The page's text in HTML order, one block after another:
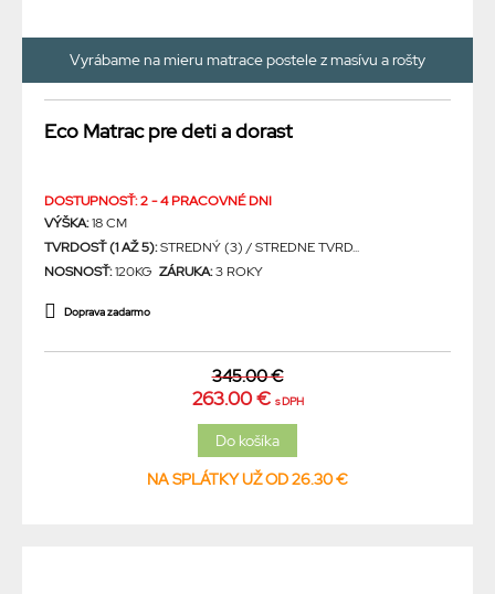
Vyrábame na mieru matrace postele z masívu a rošty
Eco Matrac pre deti a dorast
DOSTUPNOSŤ: 2 - 4 PRACOVNÉ DNI
VÝŠKA:18 CM
TVRDOSŤ (1 AŽ 5):STREDNÝ (3) / STREDNE TVRD...
NOSNOSŤ:120KG ZÁRUKA:3 ROKY
Doprava zadarmo
345.00 €
263.00 € s DPH
NA SPLÁTKY UŽ OD 26.30 €